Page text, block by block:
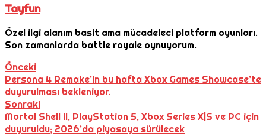
Tayfun
Özel ilgi alanım basit ama mücadeleci platform oyunları.
Son zamanlarda battle royale oynuyorum.
Önceki
Persona 4 Remake’in bu hafta Xbox Games Showcase’te
duyurulması bekleniyor.
Sonraki
Mortal Shell II, PlayStation 5, Xbox Series X|S ve PC için
duyuruldu; 2026’da piyasaya sürülecek